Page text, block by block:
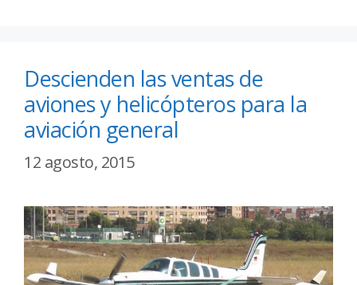
Descienden las ventas de
aviones y helicópteros para la
aviación general
12 agosto, 2015